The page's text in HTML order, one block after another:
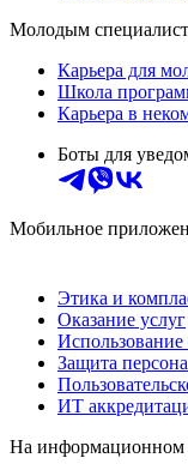
Молодым
Карьера для
Школа
Карьера в
Боты для
Мобильное
Этика и
Оказание услуг
Использование
Защита
ИТ
На информационном